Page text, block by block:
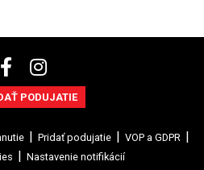
PODUJATIE
Pridať podujatie
VOP a GDPR
Nastavenie notifikácií